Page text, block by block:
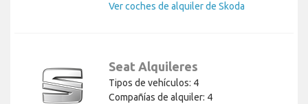
Ver coches de alquiler de Skoda
Seat Alquileres
Tipos de vehículos: 4
Compañías de alquiler: 4